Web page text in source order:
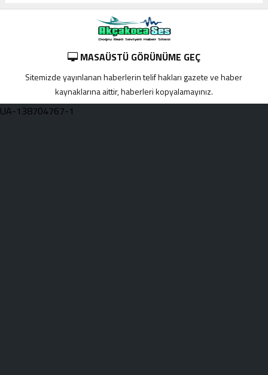
MASAÜSTÜ GÖRÜNÜME GEÇ
Sitemizde yayınlanan haberlerin telif hakları gazete ve haber
kaynaklarına aittir, haberleri kopyalamayınız.
UA-138704767-1